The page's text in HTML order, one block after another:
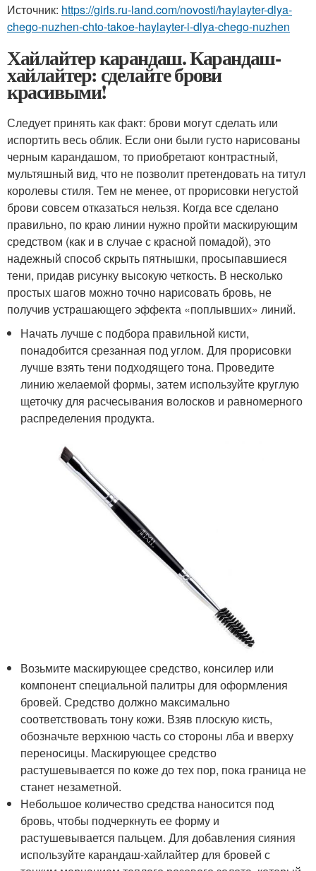
Источник: https://girls.ru-land.com/novosti/haylayter-dlya-
chego-nuzhen-chto-takoe-haylayter-i-dlya-chego-nuzhen
Хайлайтер карандаш. Карандаш-
хайлайтер: сделайте брови
красивыми!
Следует принять как факт: брови могут сделать или
испортить весь облик. Если они были густо нарисованы
черным карандашом, то приобретают контрастный,
мультяшный вид, что не позволит претендовать на титул
королевы стиля. Тем не менее, от прорисовки негустой
брови совсем отказаться нельзя. Когда все сделано
правильно, по краю линии нужно пройти маскирующим
средством (как и в случае с красной помадой), это
надежный способ скрыть пятнышки, просыпавшиеся
тени, придав рисунку высокую четкость. В несколько
простых шагов можно точно нарисовать бровь, не
получив устрашающего эффекта «поплывших» линий.
Начать лучше с подбора правильной кисти,
понадобится срезанная под углом. Для прорисовки
лучше взять тени подходящего тона. Проведите
линию желаемой формы, затем используйте круглую
щеточку для расчесывания волосков и равномерного
распределения продукта.
Возьмите маскирующее средство, консилер или
компонент специальной палитры для оформления
бровей. Средство должно максимально
соответствовать тону кожи. Взяв плоскую кисть,
обозначьте верхнюю часть со стороны лба и вверху
переносицы. Маскирующее средство
растушевывается по коже до тех пор, пока граница не
станет незаметной.
Небольшое количество средства наносится под
бровь, чтобы подчеркнуть ее форму и
растушевывается пальцем. Для добавления сияния
используйте карандаш-хайлайтер для бровей с